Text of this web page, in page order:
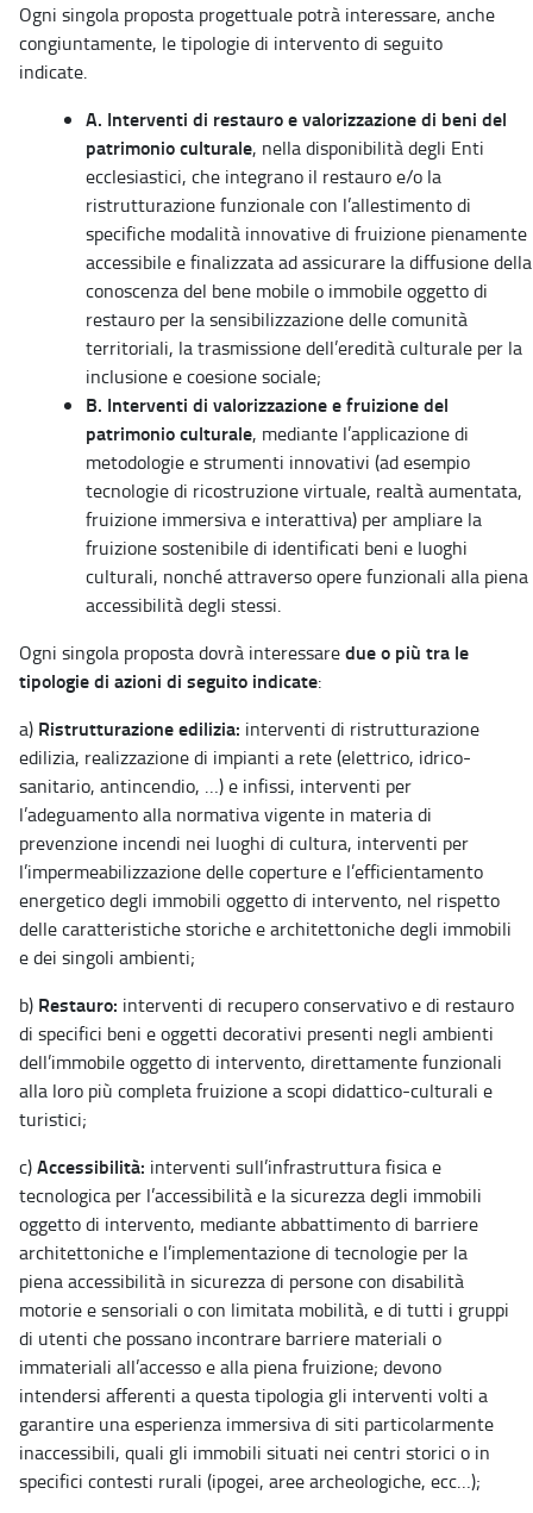
Ogni singola proposta progettuale potrà interessare, anche
congiuntamente, le tipologie di intervento di seguito
indicate.
A. Interventi di restauro e valorizzazione di beni del
patrimonio culturale, nella disponibilità degli Enti
ecclesiastici, che integrano il restauro e/o la
ristrutturazione funzionale con l’allestimento di
specifiche modalità innovative di fruizione pienamente
accessibile e finalizzata ad assicurare la diffusione della
conoscenza del bene mobile o immobile oggetto di
restauro per la sensibilizzazione delle comunità
territoriali, la trasmissione dell’eredità culturale per la
inclusione e coesione sociale;
B. Interventi di valorizzazione e fruizione del
patrimonio culturale, mediante l’applicazione di
metodologie e strumenti innovativi (ad esempio
tecnologie di ricostruzione virtuale, realtà aumentata,
fruizione immersiva e interattiva) per ampliare la
fruizione sostenibile di identificati beni e luoghi
culturali, nonché attraverso opere funzionali alla piena
accessibilità degli stessi.
Ogni singola proposta dovrà interessaredue o più tra le
tipologie di azioni di seguito indicate:
a) Ristrutturazione edilizia: interventi di ristrutturazione
edilizia, realizzazione di impianti a rete (elettrico, idrico-
sanitario, antincendio, …) e infissi, interventi per
l’adeguamento alla normativa vigente in materia di
prevenzione incendi nei luoghi di cultura, interventi per
l’impermeabilizzazione delle coperture e l’efficientamento
energetico degli immobili oggetto di intervento, nel rispetto
delle caratteristiche storiche e architettoniche degli immobili
e dei singoli ambienti;
b) Restauro: interventi di recupero conservativo e di restauro
di specifici beni e oggetti decorativi presenti negli ambienti
dell’immobile oggetto di intervento, direttamente funzionali
alla loro più completa fruizione a scopi didattico-culturali e
turistici;
c)Accessibilità: interventi sull’infrastruttura fisica e
tecnologica per l’accessibilità e la sicurezza degli immobili
oggetto di intervento, mediante abbattimento di barriere
architettoniche e l’implementazione di tecnologie per la
piena accessibilità in sicurezza di persone con disabilità
motorie e sensoriali o con limitata mobilità, e di tutti i gruppi
di utenti che possano incontrare barriere materiali o
immateriali all’accesso e alla piena fruizione; devono
intendersi afferenti a questa tipologia gli interventi volti a
garantire una esperienza immersiva di siti particolarmente
inaccessibili, quali gli immobili situati nei centri storici o in
specifici contesti rurali (ipogei, aree archeologiche, ecc…);